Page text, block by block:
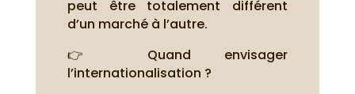
peut être totalement différent
d’un marché à l’autre.
👉 Quand envisager
l’internationalisation ?